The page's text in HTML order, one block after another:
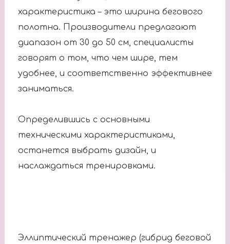
характеристика – это ширина бегового
полотна. Производители предлагают
диапазон от 30 до 50 см, специалисты
говорят о том, что чем шире, тем
удобнее, и соответственно эффективнее
заниматься.
Определившись с основными
техническими характеристиками,
останется выбрать дизайн, и
наслаждаться тренировками.
Эллиптический тренажер (гибрид беговой